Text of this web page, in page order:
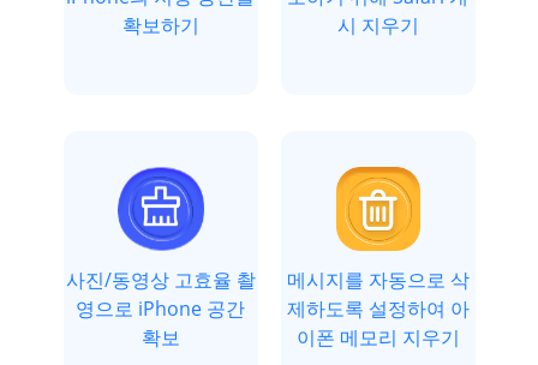
확보하기
시 지우기
사진/동영상 고효율 촬
영으로 iPhone 공간
확보
메시지를 자동으로 삭
제하도록 설정하여 아
이폰 메모리 지우기